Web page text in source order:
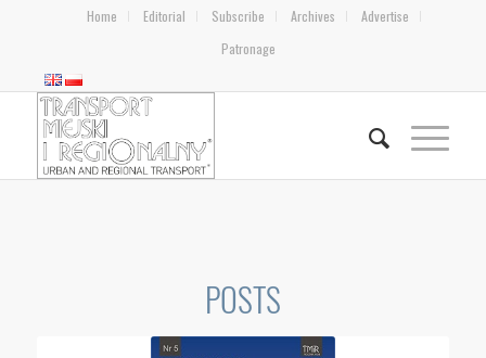
Home Editorial Subscribe Archives
Advertise
Patronage
POSTS